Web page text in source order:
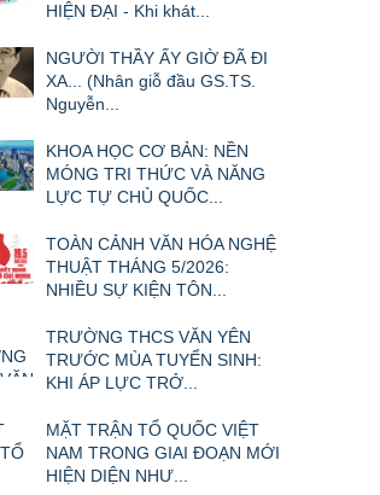
HIỆN ĐẠI - Khi khát...
NGƯỜI THẦY ẤY GIỜ ĐÃ ĐI
XA... (Nhân giỗ đầu GS.TS.
Nguyễn...
KHOA HỌC CƠ BẢN: NỀN
MÓNG TRI THỨC VÀ NĂNG
LỰC TỰ CHỦ QUỐC...
TOÀN CẢNH VĂN HÓA NGHỆ
THUẬT THÁNG 5/2026:
NHIỀU SỰ KIỆN TÔN...
TRƯỜNG THCS VĂN YÊN
TRƯỚC MÙA TUYỂN SINH:
KHI ÁP LỰC TRỞ...
MẶT TRẬN TỔ QUỐC VIỆT
NAM TRONG GIAI ĐOẠN MỚI
HIỆN DIỆN NHƯ...